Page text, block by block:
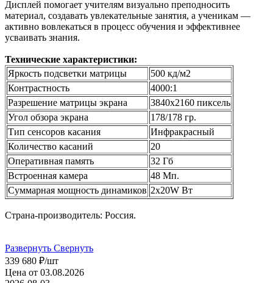
Дисплей помогает учителям визуально преподносить
материал, создавать увлекательные занятия, а ученикам —
активно вовлекаться в процесс обучения и эффективнее
усваивать знания.
Технические характеристики:
Яркость подсветки матрицы
500 кд/м2
Контрастность
4000:1
Разрешение матрицы экрана
3840x2160 пиксель
Угол обзора экрана
178/178 гр.
Тип сенсоров касания
Инфракрасный
Количество касаний
20
Оперативная память
32 Гб
Встроенная камера
48 Мп.
Суммарная мощность динамиков 2x20W Вт
Страна-производитель: Россия.
Развернуть Свернуть
339 680 ₽/шт
Цена от 03.08.2026